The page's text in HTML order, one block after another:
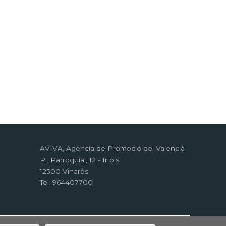
AVIVA, Agència de Promoció del Valencià
Pl. Parroquial, 12 - 1r pis
12500 Vinaròs
Tel. 964407700